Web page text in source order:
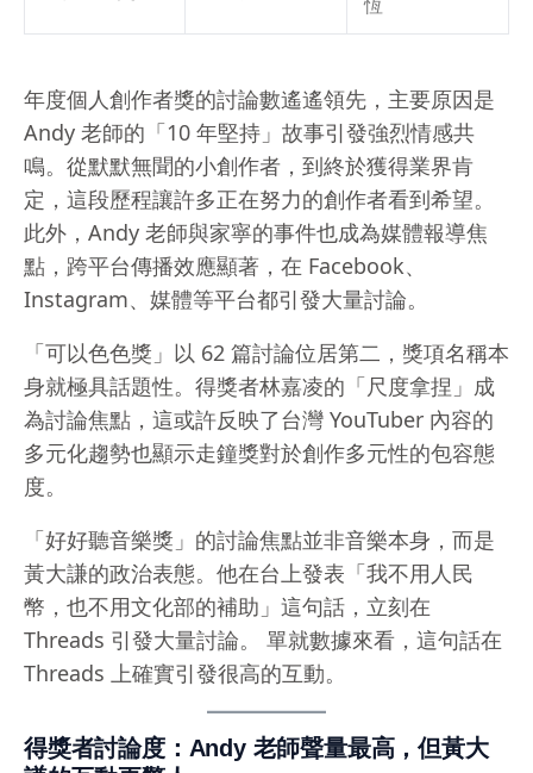
年度個人創作者獎的討論數遙遙領先，主要原因是
Andy 老師的「10 年堅持」故事引發強烈情感共
鳴。從默默無聞的小創作者，到終於獲得業界肯
定，這段歷程讓許多正在努力的創作者看到希望。
此外，Andy 老師與家寧的事件也成為媒體報導焦
點，跨平台傳播效應顯著，在 Facebook、
Instagram、媒體等平台都引發大量討論。
「可以色色獎」以 62 篇討論位居第二，獎項名稱本
身就極具話題性。得獎者林嘉凌的「尺度拿捏」成
為討論焦點，這或許反映了台灣 YouTuber 內容的
多元化趨勢也顯示走鐘獎對於創作多元性的包容態
度。
「好好聽音樂獎」的討論焦點並非音樂本身，而是
黃大謙的政治表態。他在台上發表「我不用人民
幣，也不用文化部的補助」這句話，立刻在
Threads 引發大量討論。 單就數據來看，這句話在
Threads 上確實引發很高的互動。
得獎者討論度：Andy 老師聲量最高，但黃大